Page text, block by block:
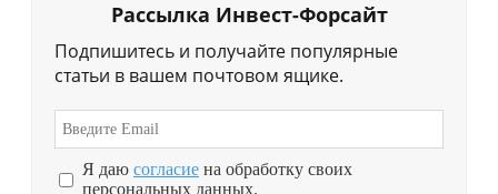
Рассылка Инвест-Форсайт
Подпишитесь и получайте популярные
статьи в вашем почтовом ящике.
Я даю согласие на обработку своих
персональных данных.